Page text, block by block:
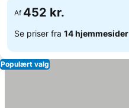
Af 452 kr.
Se priser fra 14 hjemmesider
Populært valg